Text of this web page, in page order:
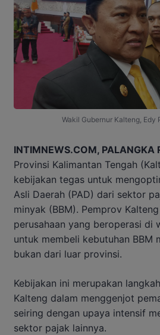
Wakil Gubernur Kalteng, Edy
INTIMNEWS.COM, PALANGKA
Provinsi Kalimantan Tengah
kebijakan tegas untuk
Asli Daerah (PAD) dari sektor
minyak (BBM). Pemprov
perusahaan yang beroperasi di
untuk membeli kebutuhan BBM
bukan dari luar provinsi.
Kebijakan ini merupakan
Kalteng dalam menggenjot
seiring dengan upaya intensif
sektor pajak lainnya.